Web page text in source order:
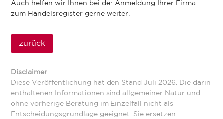
Auch helfen wir Ihnen bei der Anmeldung Ihrer Firma
zum Handelsregister gerne weiter.
zurück
Disclaimer
Diese Veröffentlichung hat den Stand Juli 2026. Die darin
enthaltenen Informationen sind allgemeiner Natur und
ohne vorherige Beratung im Einzelfall nicht als
Entscheidungsgrundlage geeignet. Sie ersetzen